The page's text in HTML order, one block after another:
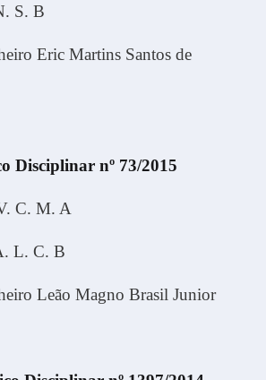
S. B
Eric Martins Santos de
Disciplinar nº 73/2015
C. M. A
L. C. B
Leão Magno Brasil Junior